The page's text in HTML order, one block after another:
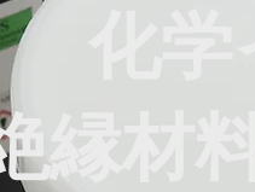
化
縁材